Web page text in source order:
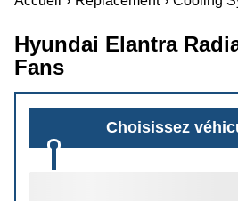
Hyundai Elantra
Fans
Choisissez